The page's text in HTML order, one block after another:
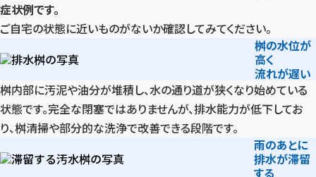
症状例です。
ご自宅の状態に近いものがないか確認してみてください。
桝の水位が
高く
流れが遅い
桝内部に汚泥や油分が堆積し、水の通り道が狭くなり始めている
状態です。完全な閉塞ではありませんが、排水能力が低下してお
り、桝清掃や部分的な洗浄で改善できる段階です。
雨のあとに
排水が滞留
する